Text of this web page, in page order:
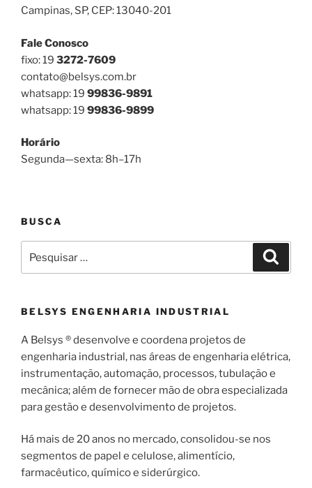
Campinas, SP, CEP: 13040-201
Fale Conosco
fixo: 19 3272-7609
contato@belsys.com.br
whatsapp: 19 99836-9891
whatsapp: 19 99836-9899
Horário
Segunda—sexta: 8h–17h
BUSCA
por:
BELSYS ENGENHARIA INDUSTRIAL
A Belsys ® desenvolve e coordena projetos de
engenharia industrial, nas áreas de engenharia elétrica,
instrumentação, automação, processos, tubulação e
mecânica; além de fornecer mão de obra especializada
para gestão e desenvolvimento de projetos.
Há mais de 20 anos no mercado, consolidou-se nos
segmentos de papel e celulose, alimentício,
farmacêutico, químico e siderúrgico.